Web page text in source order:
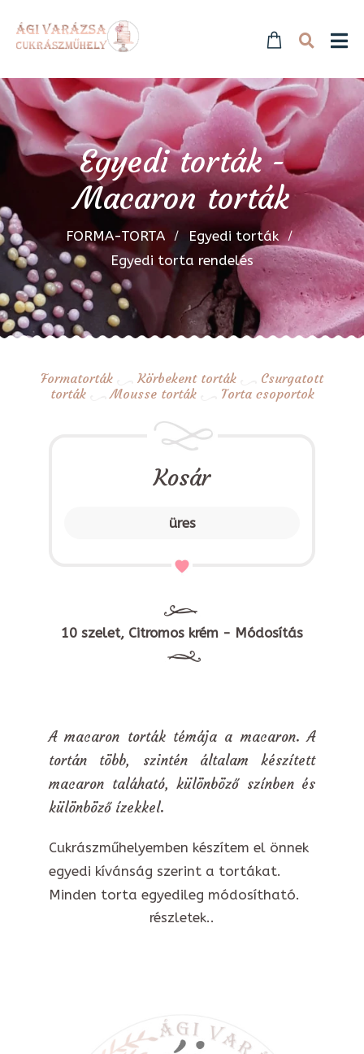
Egyedi torták -
Macaron torták
FORMA-TORTA
Egyedi torták
Egyedi torta rendelés
Formatorták Körbekent torták
Csurgatott
torták
Mousse torták Torta csoportok
Kosár
üres
10 szelet, Citromos krém - Módosítás
A macaron torták témája a macaron. A
tortán több, szintén általam készített
macaron taláható, különböző színben és
különböző ízekkel.
Cukrászműhelyemben készítem el önnek
egyedi kívánság szerint a tortákat.
Minden torta egyedileg módosítható.
részletek..